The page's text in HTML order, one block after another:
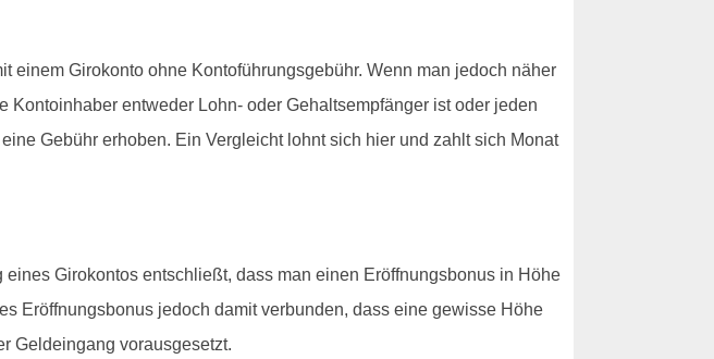
Girokonto ohne Kontoführungsgebühr. Wenn man jedoch näher
entweder Lohn- oder Gehaltsempfänger ist oder jeden
Gebühr erhoben. Ein Vergleicht lohnt sich hier und zahlt sich Monat
Girokontos entschließt, dass man einen Eröffnungsbonus in Höhe
Eröffnungsbonus jedoch damit verbunden, dass eine gewisse Höhe
Geldeingang vorausgesetzt.